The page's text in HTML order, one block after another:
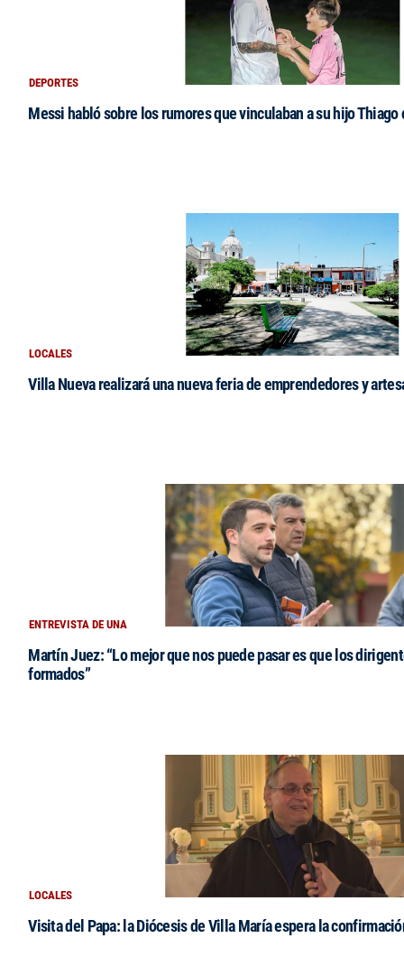
DEPORTES
Messi habló sobre los rumores que vinculaban a su hijo Thiago
LOCALES
Villa Nueva realizará una nueva feria de emprendedores y
ENTREVISTA DE UNA
Martín Juez: “Lo mejor que nos puede pasar es que los
formados”
LOCALES
Visita del Papa: la Diócesis de Villa María espera la